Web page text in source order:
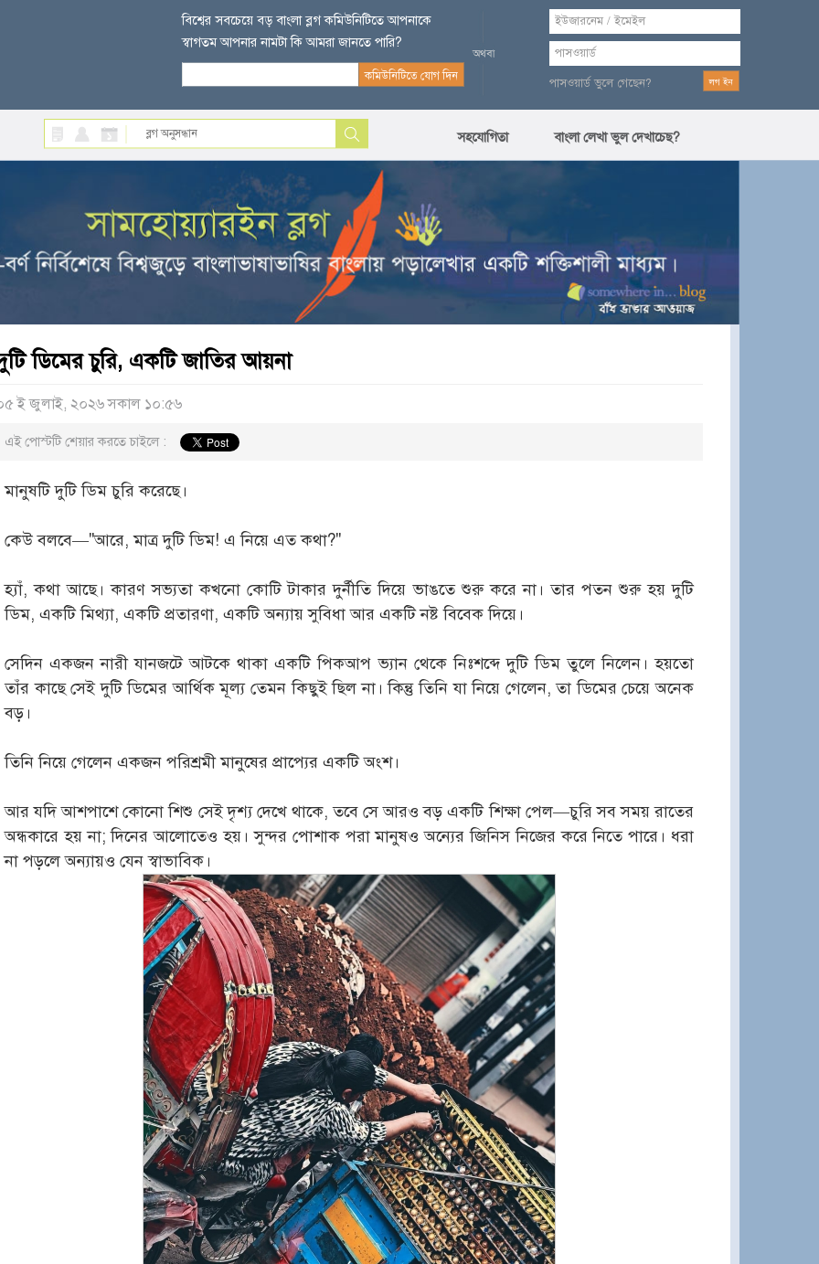
বিশ্বের সবচেয়ে বড় বাংলা ব্লগ কমিউনিটিতে আপনাকে
স্বাগতম আপনার নামটা কি আমরা জানতে পারি?
পাসওয়ার্ড ভুলে গেছেন?
সহযোগিতা বাংলা লেখা ভুল দেখাচেছ?
ডিমের চুরি, একটি জাতির আয়না
ই জুলাই, ২০২৬ সকাল ১০:৫৬
এই পোস্টটি শেয়ার করতে চাইলে :
মানুষটি দুটি ডিম চুরি করেছে।
কেউ বলবে—"আরে, মাত্র দুটি ডিম! এ নিয়ে এত কথা?"
হ্যাঁ, কথা আছে। কারণ সভ্যতা কখনো কোটি টাকার দুর্নীতি দিয়ে ভাঙতে শুরু করে না। তার পতন শুরু হয় দুটি
ডিম, একটি মিথ্যা, একটি প্রতারণা, একটি অন্যায় সুবিধা আর একটি নষ্ট বিবেক দিয়ে।
সেদিন একজন নারী যানজটে আটকে থাকা একটি পিকআপ ভ্যান থেকে নিঃশব্দে দুটি ডিম তুলে নিলেন। হয়তো
তাঁর কাছে সেই দুটি ডিমের আর্থিক মূল্য তেমন কিছুই ছিল না। কিন্তু তিনি যা নিয়ে গেলেন, তা ডিমের চেয়ে অনেক
বড়।
তিনি নিয়ে গেলেন একজন পরিশ্রমী মানুষের প্রাপ্যের একটি অংশ।
আর যদি আশপাশে কোনো শিশু সেই দৃশ্য দেখে থাকে, তবে সে আরও বড় একটি শিক্ষা পেল—চুরি সব সময় রাতের
অন্ধকারে হয় না; দিনের আলোতেও হয়। সুন্দর পোশাক পরা মানুষও অন্যের জিনিস নিজের করে নিতে পারে। ধরা
না পড়লে অন্যায়ও যেন স্বাভাবিক।